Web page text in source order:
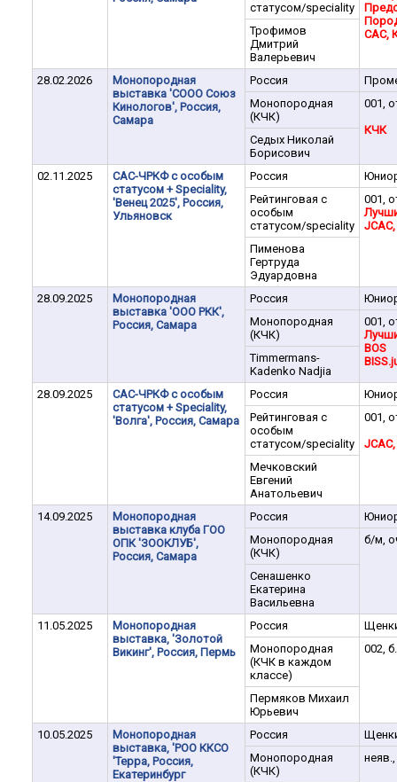
статусом/speciality
CАC,
Трофимов
Дмитрий
Валерьевич
28.02.2026
Монопородная
выставка 'СООО Союз
Кинологов', Россия,
Самара
Россия
Монопородная
(КЧК)
001,
КЧК
Седых Николай
Борисович
02.11.2025
САС-ЧРКФ с особым
статусом + Speciality,
'Венец 2025', Россия,
Ульяновск
Россия
Рейтинговая с
особым
статусом/speciality
001,
Пименова
Гертруда
Эдуардовна
28.09.2025
Монопородная
выставка 'ООО РКК',
Россия, Самара
Россия
Монопородная
(КЧК)
001,
BOS
Timmermans-
Kadenko Nadjia
28.09.2025
САС-ЧРКФ с особым
статусом + Speciality,
'Волга', Россия, Самара
Россия
Рейтинговая с
особым
статусом/speciality
001,
Мечковский
Евгений
Анатольевич
14.09.2025
Монопородная
выставка клуба ГОО
ОПК 'ЗООКЛУБ',
Россия, Самара
Россия
Монопородная
(КЧК)
б/м,
Сенашенко
Екатерина
Васильевна
11.05.2025
Монопородная
выставка, 'Золотой
Викинг', Россия, Пермь
Россия
Монопородная
(КЧК в каждом
классе)
002,
Пермяков Михаил
Юрьевич
10.05.2025
Монопородная
выставка, 'РОО ККСО
'Терра, Россия,
Екатеринбург
Россия
Монопородная
(КЧК)
неяв.,